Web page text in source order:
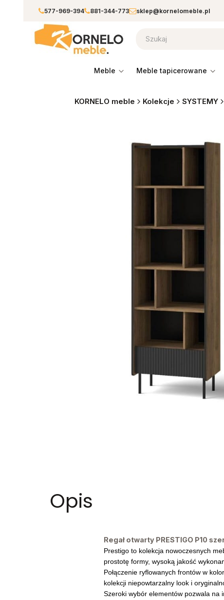
577-969-394 881-344-773 sklep@kornelomeble.pl
meble meble tapicerowane
KORNELO meble Kolekcje SYSTEMY
Opis
Regał otwarty PRESTIGO P10
Prestigo to kolekcja nowoczesnych
prostotę formy, wysoką jakość
Połączenie ryflowanych frontów w
kolekcji niepowtarzalny look i
Szeroki wybór elementów pozwala na